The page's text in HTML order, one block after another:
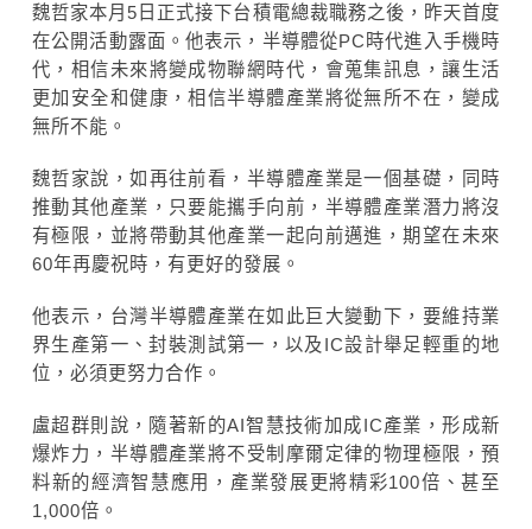
魏哲家本月5日正式接下台積電總裁職務之後，昨天首度
在公開活動露面。他表示，半導體從PC時代進入手機時
代，相信未來將變成物聯網時代，會蒐集訊息，讓生活
更加安全和健康，相信半導體產業將從無所不在，變成
無所不能。
魏哲家說，如再往前看，半導體產業是一個基礎，同時
推動其他產業，只要能攜手向前，半導體產業潛力將沒
有極限，並將帶動其他產業一起向前邁進，期望在未來
60年再慶祝時，有更好的發展。
他表示，台灣半導體產業在如此巨大變動下，要維持業
界生產第一、封裝測試第一，以及IC設計舉足輕重的地
位，必須更努力合作。
盧超群則說，隨著新的AI智慧技術加成IC產業，形成新
爆炸力，半導體產業將不受制摩爾定律的物理極限，預
料新的經濟智慧應用，產業發展更將精彩100倍、甚至
1,000倍。